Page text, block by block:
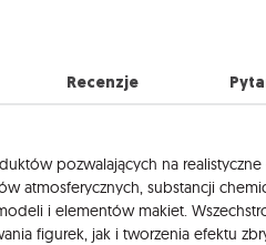
Recenzje
pozwalających na
atmosferycznych, substancji
i elementów makiet.
figurek, jak i tworzenia efektu